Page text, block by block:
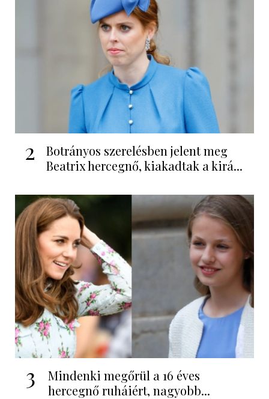
2
Botrányos szerelésben jelent meg
Beatrix hercegnő, kiakadtak a kirá...
3
Mindenki megőrül a 16 éves
hercegnő ruháiért, nagyobb...